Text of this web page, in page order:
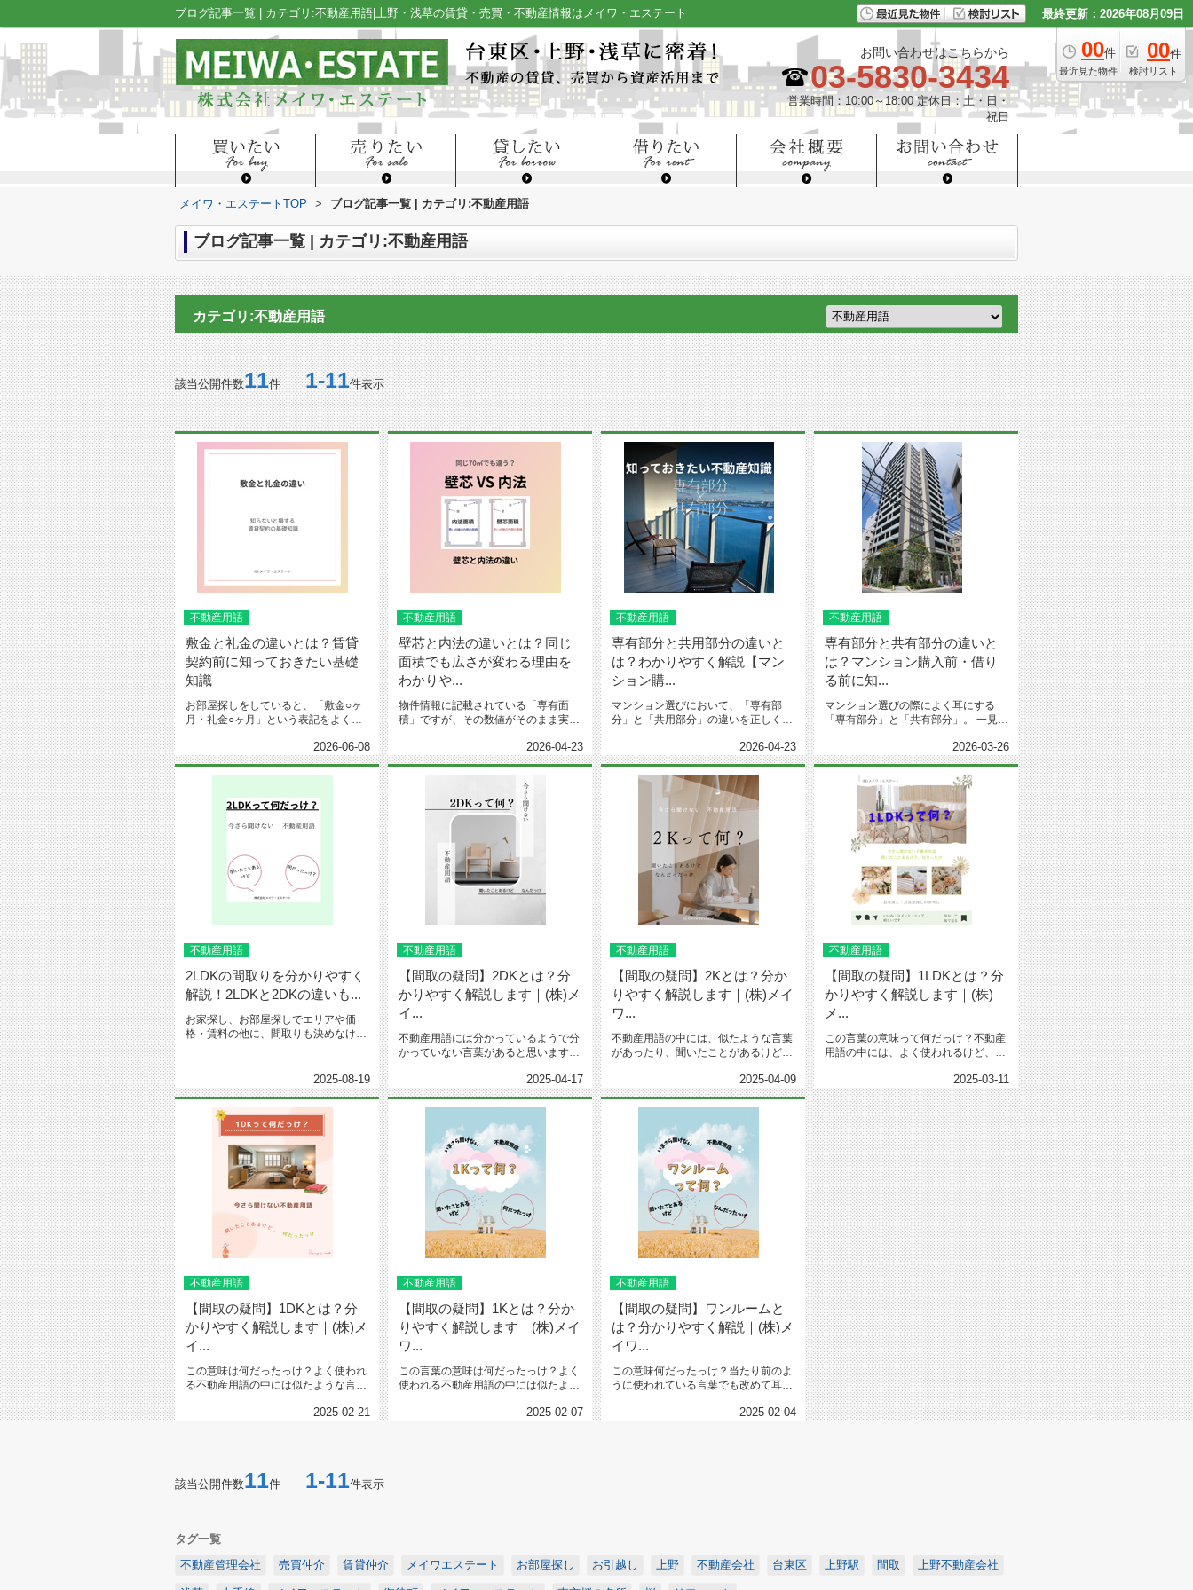
ブログ記事一覧 | カテゴリ:不動産用語|上野・浅草の賃貸・売買・不動産情報はメイワ・エステート 最終更新：2026年08月09日
00件
最近見た物件
00件
検討リスト
お問い合わせはこちらから
03-5830-3434
営業時間：10:00～18:00 定休日：土・日・
祝日
メイワ・エステートTOP > ブログ記事一覧 | カテゴリ:不動産用語
ブログ記事一覧 | カテゴリ:不動産用語
カテゴリ:不動産用語
該当公開件数11件1-11件表示
不動産用語
敷金と礼金の違いとは？賃貸
契約前に知っておきたい基礎
知識
お部屋探しをしていると、「敷金○ヶ
月・礼金○ヶ月」という表記をよく目
2026-06-08
不動産用語
壁芯と内法の違いとは？同じ
面積でも広さが変わる理由を
わかりや...
物件情報に記載されている「専有面
積」ですが、その数値がそのまま実際
2026-04-23
不動産用語
専有部分と共用部分の違いと
は？わかりやすく解説【マン
ション購...
マンション選びにおいて、「専有部
分」と「共用部分」の違いを正しく理
2026-04-23
不動産用語
専有部分と共有部分の違いと
は？マンション購入前・借り
る前に知...
マンション選びの際によく耳にする
「専有部分」と「共有部分」。 一見シ
2026-03-26
不動産用語
2LDKの間取りを分かりやすく
解説！2LDKと2DKの違いも...
お家探し、お部屋探しでエリアや価
格・賃料の他に、間取りも決めなけれ
2025-08-19
不動産用語
【間取の疑問】2DKとは？分
かりやすく解説します｜(株)メ
イ...
不動産用語には分かっているようで分
かっていない言葉があると思います。
2025-04-17
不動産用語
【間取の疑問】2Kとは？分か
りやすく解説します｜(株)メイ
ワ...
不動産用語の中には、似たような言葉
があったり、聞いたことがあるけどい
2025-04-09
不動産用語
【間取の疑問】1LDKとは？分
かりやすく解説します｜(株)
メ...
この言葉の意味って何だっけ？不動産
用語の中には、よく使われるけど、今
2025-03-11
不動産用語
【間取の疑問】1DKとは？分
かりやすく解説します｜(株)メ
イ...
この意味は何だったっけ？よく使われ
る不動産用語の中には似たような言葉
2025-02-21
不動産用語
【間取の疑問】1Kとは？分か
りやすく解説します｜(株)メイ
ワ...
この言葉の意味は何だったっけ？よく
使われる不動産用語の中には似たよう
2025-02-07
不動産用語
【間取の疑問】ワンルームと
は？分かりやすく解説｜(株)メ
イワ...
この意味何だったっけ？当たり前のよ
うに使われている言葉でも改めて耳に
2025-02-04
該当公開件数11件 1-11件表示
タグ一覧
不動産管理会社
売買仲介 賃貸仲介 メイワエステート お部屋探し お引越し 上野 不動産会社 台東区 上野駅 間取 上野不動産会社